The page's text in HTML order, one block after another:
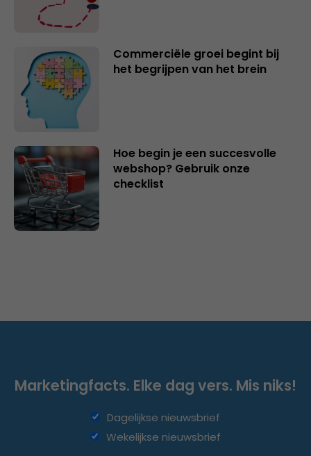
Commerciële groei begint bij
het begrijpen van het brein
Hoe begin je een succesvolle
webshop? Gebruik onze
checklist
Marketingfacts. Elke dag vers. Mis niks!
Dagelijkse nieuwsbrief
Wekelijkse nieuwsbrief